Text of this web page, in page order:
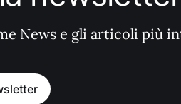
News e gli articoli più